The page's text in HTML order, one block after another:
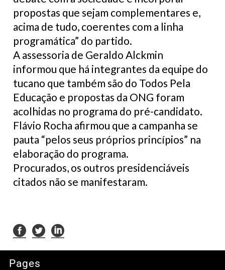
propostas que sejam complementares e,
acima de tudo, coerentes com a linha
programática” do partido.
A assessoria de Geraldo Alckmin
informou que há integrantes da equipe do
tucano que também são do Todos Pela
Educação e propostas da ONG foram
acolhidas no programa do pré-candidato.
Flávio Rocha afirmou que a campanha se
pauta “pelos seus próprios princípios” na
elaboração do programa.
Procurados, os outros presidenciáveis
citados não se manifestaram.
Pages